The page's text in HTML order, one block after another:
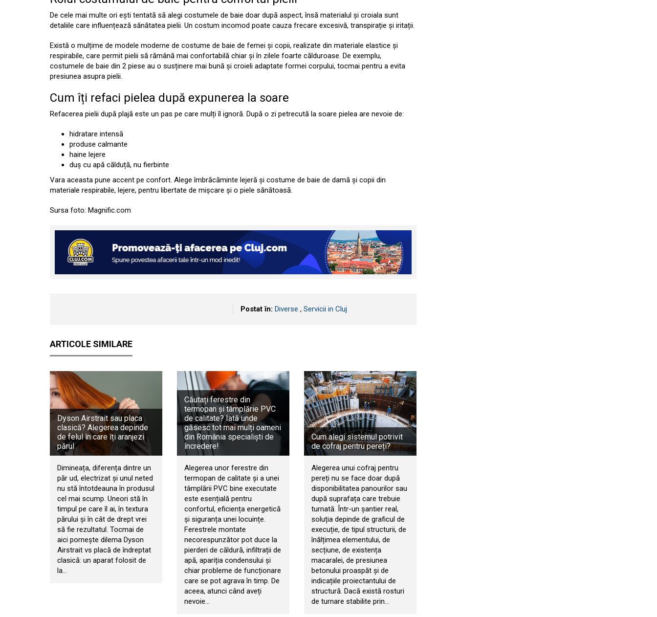
De cele mai multe ori ești tentată să alegi costumele de baie doar după aspect, însă materialul și croiala sunt
detaliile care influențează sănătatea pielii. Un costum incomod poate cauza frecare excesivă, transpirație și iritații.
Există o mulțime de modele moderne de costume de baie de femei și copii, realizate din materiale elastice și
respirabile, care permit pielii să rămână mai confortabilă chiar și în zilele foarte călduroase. De exemplu,
costumele de baie din 2 piese au o susținere mai bună și croieli adaptate formei corpului, tocmai pentru a evita
presiunea asupra pielii.
Cum îți refaci pielea după expunerea la soare
Refacerea pielii după plajă este un pas pe care mulți îl ignoră. După o zi petrecută la soare pielea are nevoie de:
hidratare intensă
produse calmante
haine lejere
duș cu apă călduță, nu fierbinte
Vara aceasta pune accent pe confort. Alege îmbrăcăminte lejeră și costume de baie de damă și copii din
materiale respirabile, lejere, pentru libertate de mișcare și o piele sănătoasă.
Sursa foto: Magnific.com
Postat în: Diverse , Servicii in Cluj
ARTICOLE SIMILARE
Dyson Airstrait sau placa
clasică? Alegerea depinde
de felul în care îți aranjezi
părul
Dimineața, diferența dintre un
păr ud, electrizat și unul neted
nu stă întotdeauna în produsul
cel mai scump. Uneori stă în
timpul pe care îl ai, în textura
părului și în cât de drept vrei
să fie rezultatul. Tocmai de
aici pornește dilema Dyson
Airstrait vs placă de îndreptat
clasică: un aparat folosit de
la…
Căutați ferestre din
termopan și tâmplărie PVC
de calitate? Iată unde
găsesc tot mai mulți oameni
din România specialiști de
încredere!
Alegerea unor ferestre din
termopan de calitate și a unei
tâmplării PVC bine executate
este esențială pentru
confortul, eficiența energetică
și siguranța unei locuințe.
Ferestrele montate
necorespunzător pot duce la
pierderi de căldură, infiltrații de
apă, apariția condensului și
chiar probleme de funcționare
care se pot agrava în timp. De
aceea, atunci când aveți
nevoie…
Cum alegi sistemul potrivit
de cofraj pentru pereți?
Alegerea unui cofraj pentru
pereți nu se face doar după
disponibilitatea panourilor sau
după suprafața care trebuie
turnată. Într-un șantier real,
soluția depinde de graficul de
execuție, de tipul structurii, de
înălțimea elementului, de
secțiune, de existența
macaralei, de presiunea
betonului proaspăt și de
indicațiile proiectantului de
structură. Dacă există rosturi
de turnare stabilite prin…